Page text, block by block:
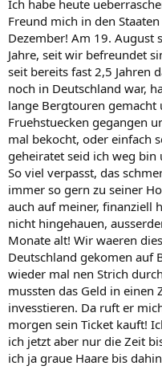
m
Ich habe heute
Freund mich in den
Dezember! Am 19. August
Jahre, seit wir befreundet
seit bereits fast 2,5 Jahren
noch in Deutschland war,
lange Bergtouren
Fruehstuecken gegangen
mal bekocht, oder einfach
geheiratet seid ich weg bin
So viel verpasst, das
immer so gern zu seiner
auch auf meiner, finanziell
nicht hingehauen,
Monate alt! Wir waeren
Deutschland gekomen auf
wieder mal nen Strich
mussten das Geld in einen
invesstieren. Da ruft er
morgen sein Ticket kauft!
ich jetzt aber nur die Zeit
ich ja graue Haare bis